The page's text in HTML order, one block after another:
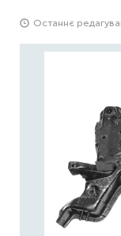
Останнє